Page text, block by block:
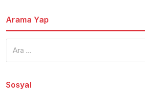
Arama Yap
Sosyal